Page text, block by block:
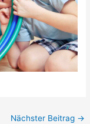
Nächster Beitrag →